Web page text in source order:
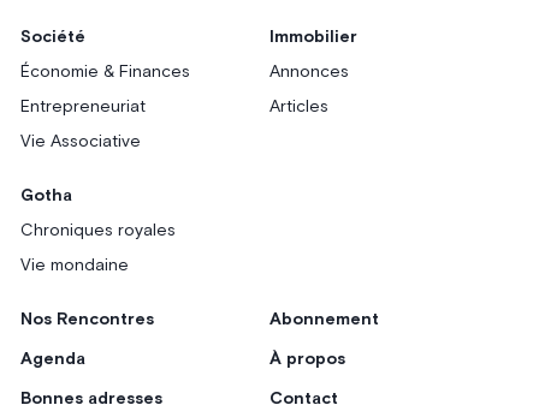
Société
Économie & Finances
Entrepreneuriat
Vie Associative
Immobilier
Annonces
Articles
Gotha
Chroniques royales
Vie mondaine
Nos Rencontres
Agenda
Bonnes adresses
Abonnement
À propos
Contact